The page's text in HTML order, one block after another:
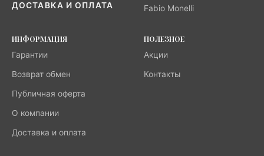
ДОСТАВКА И ОПЛАТА Fabio Monelli
ИНФОРМАЦИЯ
Гарантии
Возврат обмен
Публичная оферта
О компании
Доставка и оплата
ПОЛЕЗНОЕ
Акции
Контакты